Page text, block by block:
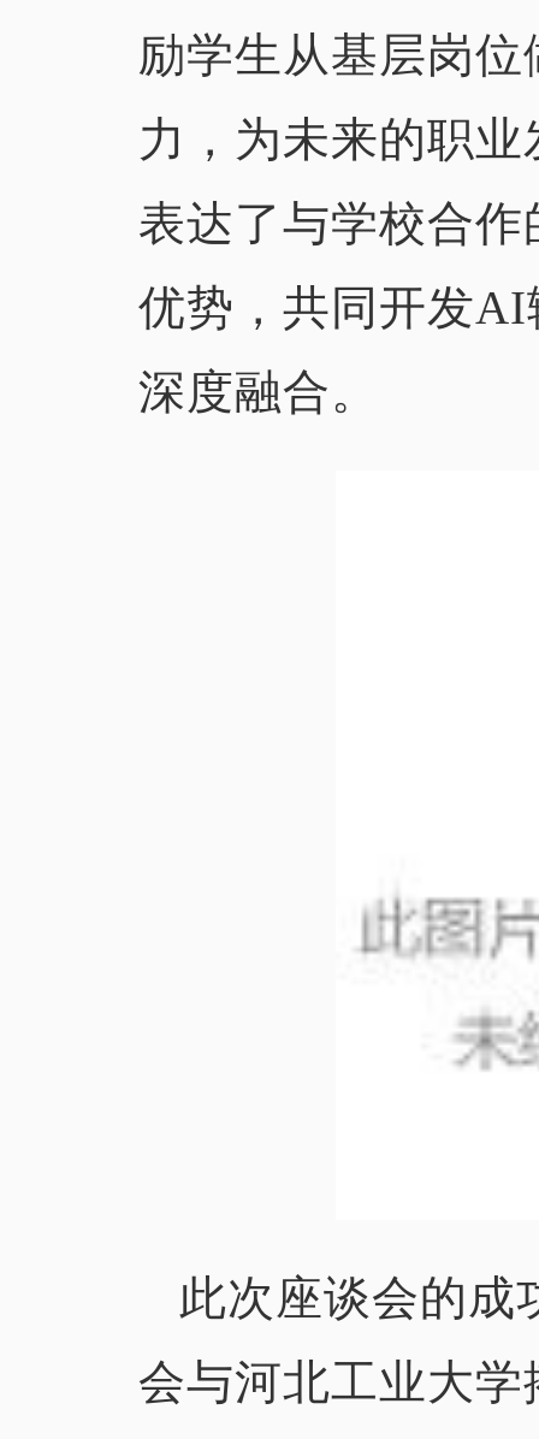
励学生从基层岗
力，为未来的职
表达了与学校合
优势，共同开发
深度融合。
此次座谈会的成
会与河北工业大